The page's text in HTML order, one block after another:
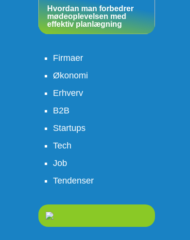
Hvordan man forbedrer
mødeoplevelsen med
effektiv planlægning
Firmaer
Økonomi
Erhverv
B2B
Startups
Tech
Job
Tendenser